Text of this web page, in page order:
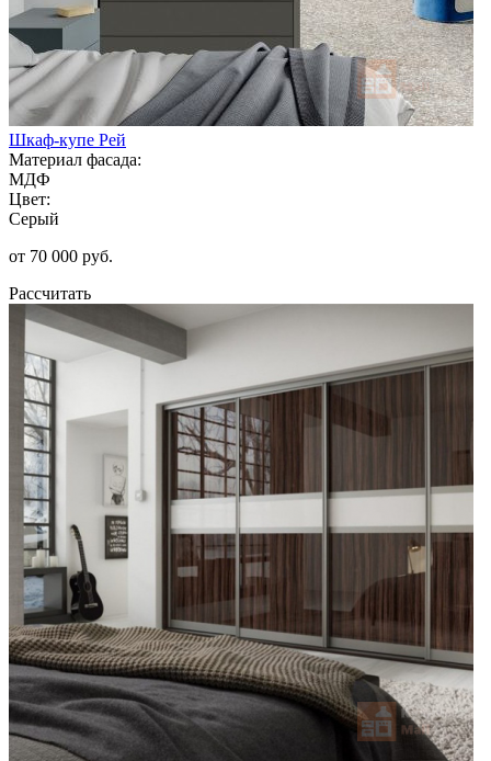
Шкаф-купе Рей
Материал фасада:
МДФ
Цвет:
Серый
от 70 000 руб.
Рассчитать